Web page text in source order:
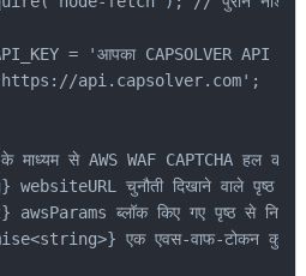
= 'आपका CAPSOLVER API
'https://api.capsolver.com';
से AWS WAF CAPTCHA हल
चुनौती दिखाने वाले पृष्ठ का
ब्लॉक किए गए पृष्ठ से
एक एवस-वाफ-टोकन कुकी